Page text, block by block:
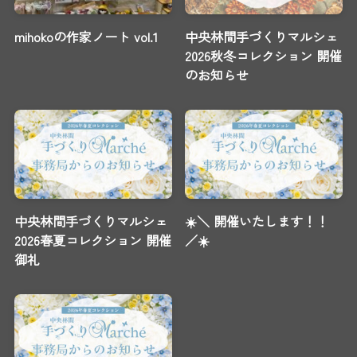
mihokoの作家ノート vol.1
中央林間手づくりマルシェ
2026秋冬コレクション 開催
のお知らせ
中央林間手づくりマルシェ
2026春夏コレクション 開催
御礼
☀️＼ 開催いたします！！
／☀️